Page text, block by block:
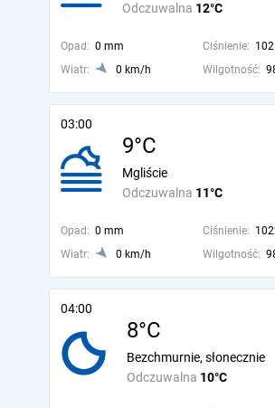
Odczuwalna 12°C
Opad: 0 mm Ciśnienie:
Wiatr:
0 km/h Wilgotność:
03:00
9°C
Odczuwalna 11°C
Mgliście
Opad: 0 mm Ciśnienie:
Wiatr:
0 km/h Wilgotność:
04:00
8°C
Odczuwalna 10°C
Bezchmurnie, słonecznie